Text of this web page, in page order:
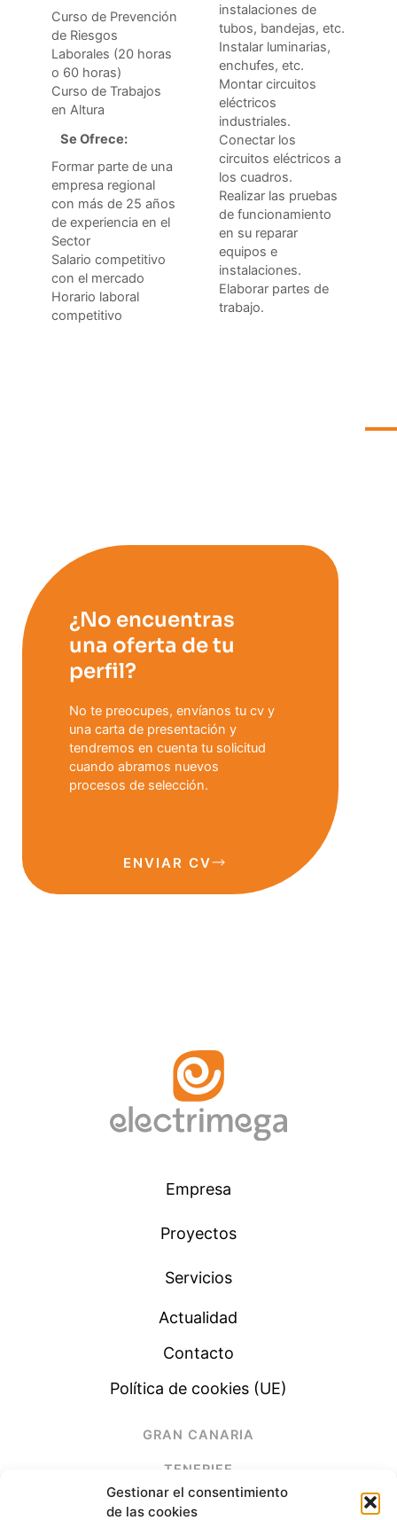
Gestionar el consentimiento
de las cookies
Curso de Prevención
de Riesgos
Laborales (20 horas
o 60 horas)
Curso de Trabajos
en Altura
Se Ofrece:
Formar parte de una
empresa regional
con más de 25 años
de experiencia en el
Sector
Salario competitivo
con el mercado
Horario laboral
competitivo
instalaciones de
tubos, bandejas, etc.
Instalar luminarias,
enchufes, etc.
Montar circuitos
eléctricos
industriales.
Conectar los
circuitos eléctricos a
los cuadros.
Realizar las pruebas
de funcionamiento
en su reparar
equipos e
instalaciones.
Elaborar partes de
trabajo.
¿No encuentras
una oferta de tu
perfil?
No te preocupes, envíanos tu cv y
una carta de presentación y
tendremos en cuenta tu solicitud
cuando abramos nuevos
procesos de selección.
ENVIAR CV
Empresa
Proyectos
Servicios
Actualidad
Contacto
Política de cookies (UE)
GRAN CANARIA
TENERIFE
LANZAROTE